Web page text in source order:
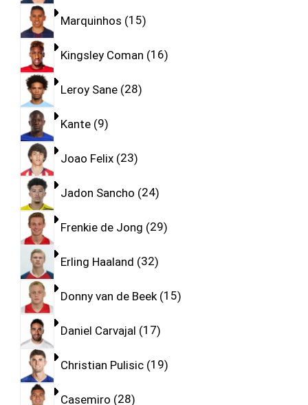
Marquinhos 15
Kingsley Coman 16
Leroy Sane 28
Kante 9
Joao Felix 23
Jadon Sancho 24
Frenkie de Jong 29
Erling Haaland 32
Donny van de Beek 15
Daniel Carvajal 17
Christian Pulisic 19
Casemiro 28